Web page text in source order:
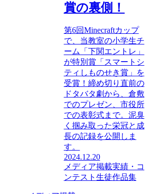
賞の裏側！
第6回Minecraftカップ
で、当教室の小学生チ
ーム「下関エントレ」
が特別賞「スマートシ
ティしものせき賞」を
受賞！締め切り直前の
ドタバタ劇から、倉敷
でのプレゼン、市役所
での表彰式まで。泥臭
く掴み取った栄冠と成
長の記録を公開しま
す。
2024.12.20
メディア掲載実績・コ
ンテスト 生徒作品集